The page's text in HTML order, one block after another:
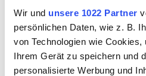
Wir und unsere 1022 Partner
persönlichen Daten, wie z. B.
von Technologien wie
Ihrem Gerät zu speichern und
personalisierte Werbung und
MORETTI Stab grün